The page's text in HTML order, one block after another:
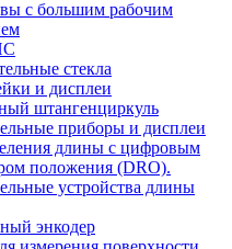
с большим рабочим
стекла
и дисплеи
штангенциркуль
приборы и дисплеи
длины с цифровым
положения (DRO).
устройства длины
энкодер